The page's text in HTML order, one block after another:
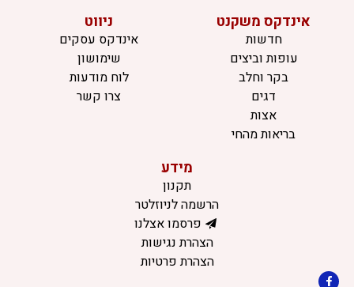
אינדקס משקנט
חדשות
עופות וביצים
בקר וחלב
דגים
אצות
בריאות מהחי
ניווט
אינדקס עסקים
שימושון
לוח מודעות
צרו קשר
מידע
תקנון
הרשמה לניוזלטר
פרסמו אצלנו
הצהרת נגישות
הצהרת פרטיות